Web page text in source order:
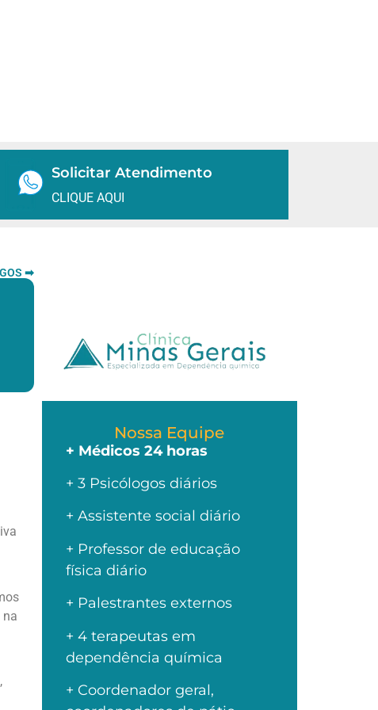
Solicitar Atendimento
CLIQUE AQUI
➡
na
Nossa Equipe
+ Médicos 24 horas
+ 3 Psicólogos diários
+ Assistente social diário
+ Professor de educação
física diário
+ Palestrantes externos
+ 4 terapeutas em
dependência química
+ Coordenador geral,